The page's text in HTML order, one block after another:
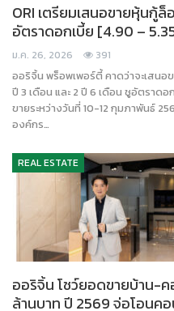
ORI เตรียมเสนอขายหุ้นกู้
อัตราดอกเบี้ย [4.90 –
ม.ค. 26, 2026 391
ออริจิ้น พร็อพเพอร์ตี้ คาดว่าจะเสนอ
ปี 3 เดือน และ 2 ปี 6 เดือน ชูอัตราดอ
ขายระหว่างวันที่ 10-12 กุมภาพันธ์
องค์กร…
REAL ESTATE
ออริจิ้น โชว์ยอดขายบ้าน-
ล้านบาท ปี 2569 จ่อโอนค